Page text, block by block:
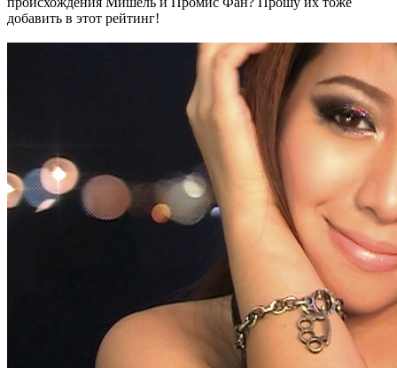
добавить в этот рейтинг!